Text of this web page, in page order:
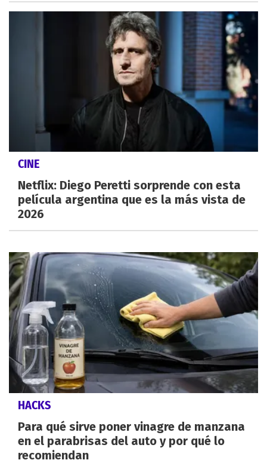
CINE
Netflix: Diego Peretti sorprende con esta
película argentina que es la más vista de
2026
HACKS
Para qué sirve poner vinagre de manzana
en el parabrisas del auto y por qué lo
recomiendan